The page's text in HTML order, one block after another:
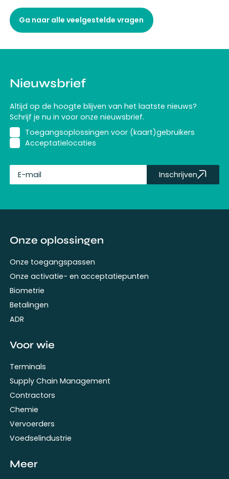
Ga naar alle veelgestelde vragen
Nieuwsbrief
Altijd op de hoogte blijven van het laatste nieuws?
Schrijf je nu in voor onze nieuwsbrief.
Toegangsoplossingen voor (kaart)gebruikers
Acceptatielocaties
Inschrijven
Onze oplossingen
Onze toegangspassen
Onze activatie- en acceptatiepunten
Biometrie
Betalingen
ADR
Voor wie
Terminals
Supply Chain Management
Contractors
Chemie
Vervoerders
Voedselindustrie
Meer